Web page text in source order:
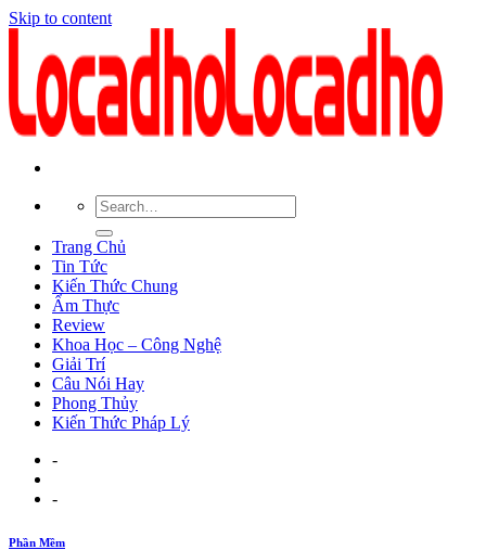
Skip to content
Trang Chủ
Tin Tức
Kiến Thức Chung
Ẩm Thực
Review
Khoa Học – Công Nghệ
Giải Trí
Câu Nói Hay
Phong Thủy
Kiến Thức Pháp Lý
-
-
Phần Mềm